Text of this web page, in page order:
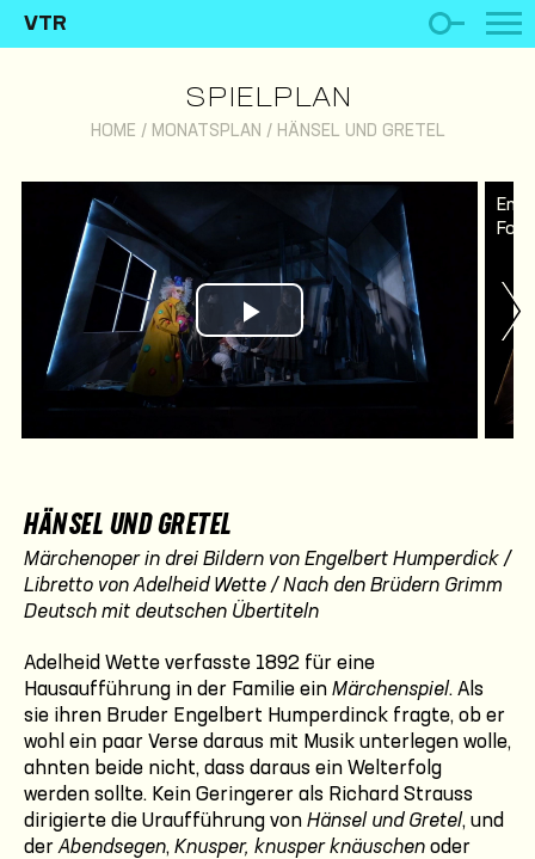
VTR
SPIELPLAN
HOME / MONATSPLAN / HÄNSEL UND GRETEL
Play Video
HÄNSEL UND GRETEL
Märchenoper in drei Bildern von Engelbert Humperdick /
Libretto von Adelheid Wette / Nach den Brüdern Grimm
Deutsch mit deutschen Übertiteln
Adelheid Wette verfasste 1892 für eine
Hausaufführung in der Familie ein Märchenspiel. Als
sie ihren Bruder Engelbert Humperdinck fragte, ob er
wohl ein paar Verse daraus mit Musik unterlegen wolle,
ahnten beide nicht, dass daraus ein Welterfolg
werden sollte. Kein Geringerer als Richard Strauss
dirigierte die Uraufführung von Hänsel und Gretel, und
derAbendsegen, Knusper, knusper knäuschen oder